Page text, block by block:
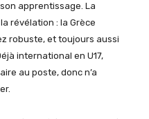
apprentissage. La
révélation : la Grèce
robuste, et toujours aussi
international en U17,
au poste, donc n’a